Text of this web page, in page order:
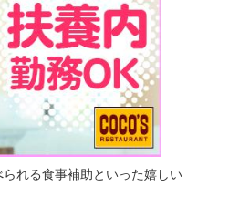
れる食事補助といった嬉しい